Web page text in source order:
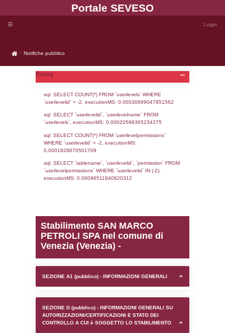
Portale
Notifiche pubblico
Notifiche pubblico
Debug
sql: SELECT COUNT(*) FROM `userlevels`
sql: SELECT `userlevelid`, `userlevelname`
0.0001828670501709
sql: SELECT `tablename`, `userlevelid`,
executionMS: 0.00096511840820312